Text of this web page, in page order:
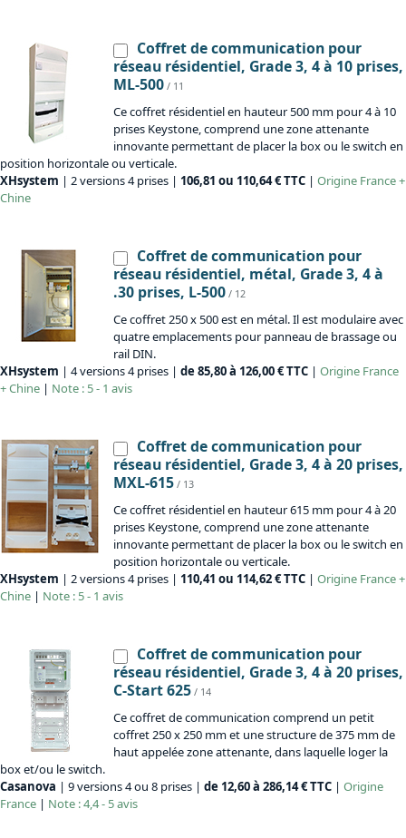
Coffret de communication pour
réseau résidentiel, Grade 3, 4 à 10 prises,
ML-500 / 11
Ce coffret résidentiel en hauteur 500 mm pour 4 à 10
prises Keystone, comprend une zone attenante
innovante permettant de placer la box ou le switch en
position horizontale ou verticale.
XHsystem | 2 versions 4 prises | 106,81 ou 110,64 € TTC | Origine France +
Chine
Coffret de communication pour
réseau résidentiel, métal, Grade 3, 4 à
.30 prises, L-500 / 12
Ce coffret 250 x 500 est en métal. Il est modulaire avec
quatre emplacements pour panneau de brassage ou
rail DIN.
XHsystem | 4 versions 4 prises | de 85,80 à 126,00 € TTC | Origine France
+ Chine | Note : 5 - 1 avis
Coffret de communication pour
réseau résidentiel, Grade 3, 4 à 20 prises,
MXL-615 / 13
Ce coffret résidentiel en hauteur 615 mm pour 4 à 20
prises Keystone, comprend une zone attenante
innovante permettant de placer la box ou le switch en
position horizontale ou verticale.
XHsystem | 2 versions 4 prises | 110,41 ou 114,62 € TTC | Origine France +
Chine | Note : 5 - 1 avis
Coffret de communication pour
réseau résidentiel, Grade 3, 4 à 20 prises,
C-Start 625 / 14
Ce coffret de communication comprend un petit
coffret 250 x 250 mm et une structure de 375 mm de
haut appelée zone attenante, dans laquelle loger la
box et/ou le switch.
Casanova | 9 versions 4 ou 8 prises | de 12,60 à 286,14 € TTC | Origine
France | Note : 4,4 - 5 avis